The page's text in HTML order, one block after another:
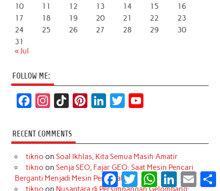
10
11 12 13 14 15
16
17
18 19 20 21 22
23
24
25 26 27 28 29
30
31
« Jul
FOLLOW ME:
c
e
b
o
s
t
a
r
k
T
o
k
t
e
e
k
e
d
I
t
t
e
r
T
u
b
e
RECENT COMMENTS
tikno on Soal Ikhlas, Kita Semua Masih Amatir
tikno on Senja SEO, Fajar GEO: Saat Mesin Pencari
Berganti Menjadi Mesin PenjawabFacebook
Twitter WhatsApp
LinkedInEmail